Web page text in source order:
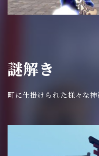
謎解き
町に仕掛けられた様々な神